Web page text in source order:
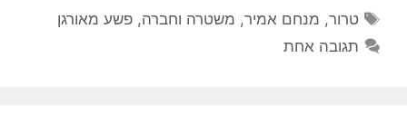
תגיות
טרור, מנחם אמיר, משטרה וחברה,פשע מאורגן
תגובה אחת